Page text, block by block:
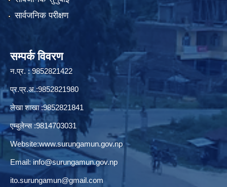
सार्वजनिक परीक्षण
सम्पर्क विवरण
न.प्र. : 9852821422
प्र.प्र.अ.:9852821980
लेखा शाखा :9852821841
एम्बुलेन्स :9814703031
Website:www.surungamun.gov.np
Email: info@surungamun.gov.np
ito.surungamun@gmail.com